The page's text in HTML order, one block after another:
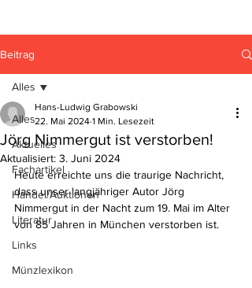
Beitrag
Alles
Aktuelles
Fachartikel
Handel/Auktionen
Literatur
Links
Münzlexikon
Alles
Jörg Nimmergut ist verstorben!
Hans-Ludwig Grabowski
22. Mai 2024 1 Min. Lesezeit
Aktualisiert: 3. Juni 2024
Heute erreichte uns die traurige Nachricht,
dass unser langjähriger Autor Jörg
Nimmergut in der Nacht zum 19. Mai im Alter
von 85 Jahren in München verstorben ist.